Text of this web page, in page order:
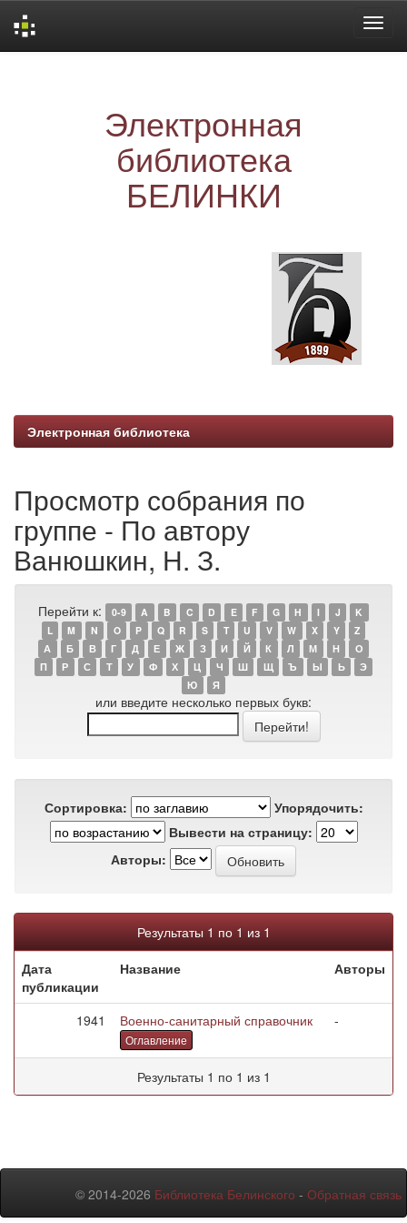
Электронная
библиотека
БЕЛИНКИ
Электронная библиотека
Просмотр собрания по
группе - По автору
Ванюшкин, Н. З.
Перейти к: 0-9 A B C D E F G H I J
K
L
M N O P Q R S T U V W X Y
Z
А
Б В Г Д Е Ж З И Й К Л М Н
О
П
Р С Т У Ф Х Ц Ч Ш Щ Ъ Ы Ь
Э
Ю
Я
или введите несколько первых букв:
Сортировка:
Упорядочить:
Вывести на страницу:
Авторы:
Результаты 1 по 1 из 1
Дата
публикации
Название Авторы
1941 Военно-санитарный справочник
Оглавление
-
Результаты 1 по 1 из 1
© 2014-2026 Библиотека Белинского - Обратная связь